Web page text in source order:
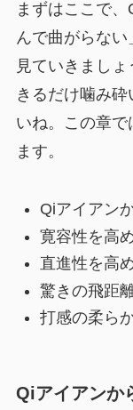
まずはここで
んで曲がらな
見ていきまし
きるだけ噛み
いね。この章で
ます。
Qiアイアン
寛容性を高
直進性を高
驚きの飛距
打感の柔ら
Qiアイアンか